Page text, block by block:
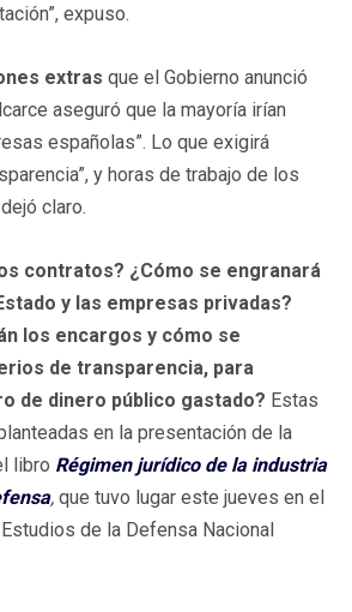
expuso.
extras que el Gobierno anunció
aseguró que la mayoría irían
españolas”. Lo que exigirá
y horas de trabajo de los
claro.
contratos? ¿Cómo se engranará
y las empresas privadas?
los encargos y cómo se
de transparencia, para
de dinero público gastado? Estas
en la presentación de la
libro Régimen jurídico de la industria
, que tuvo lugar este jueves en el
de la Defensa Nacional